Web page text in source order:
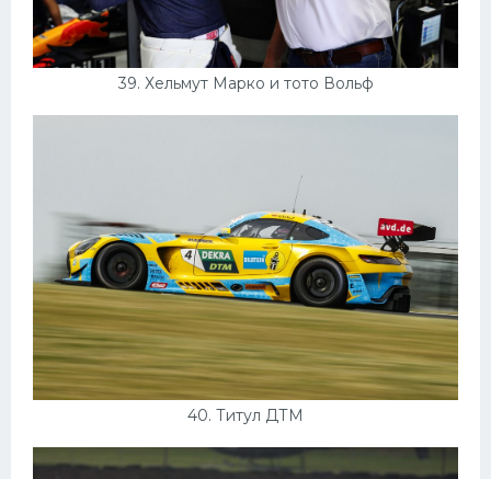
39. Хельмут Марко и тото Вольф
40. Титул ДТМ